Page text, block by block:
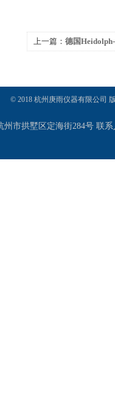
上一篇： 德国
© 2018 杭州庚雨仪器有限公司
州市拱墅区定海街284号 联